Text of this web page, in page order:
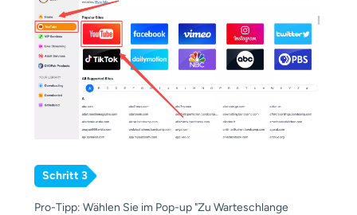
Schritt 3
Pro-Tipp: Wählen Sie im Pop-up "Zu Warteschlange